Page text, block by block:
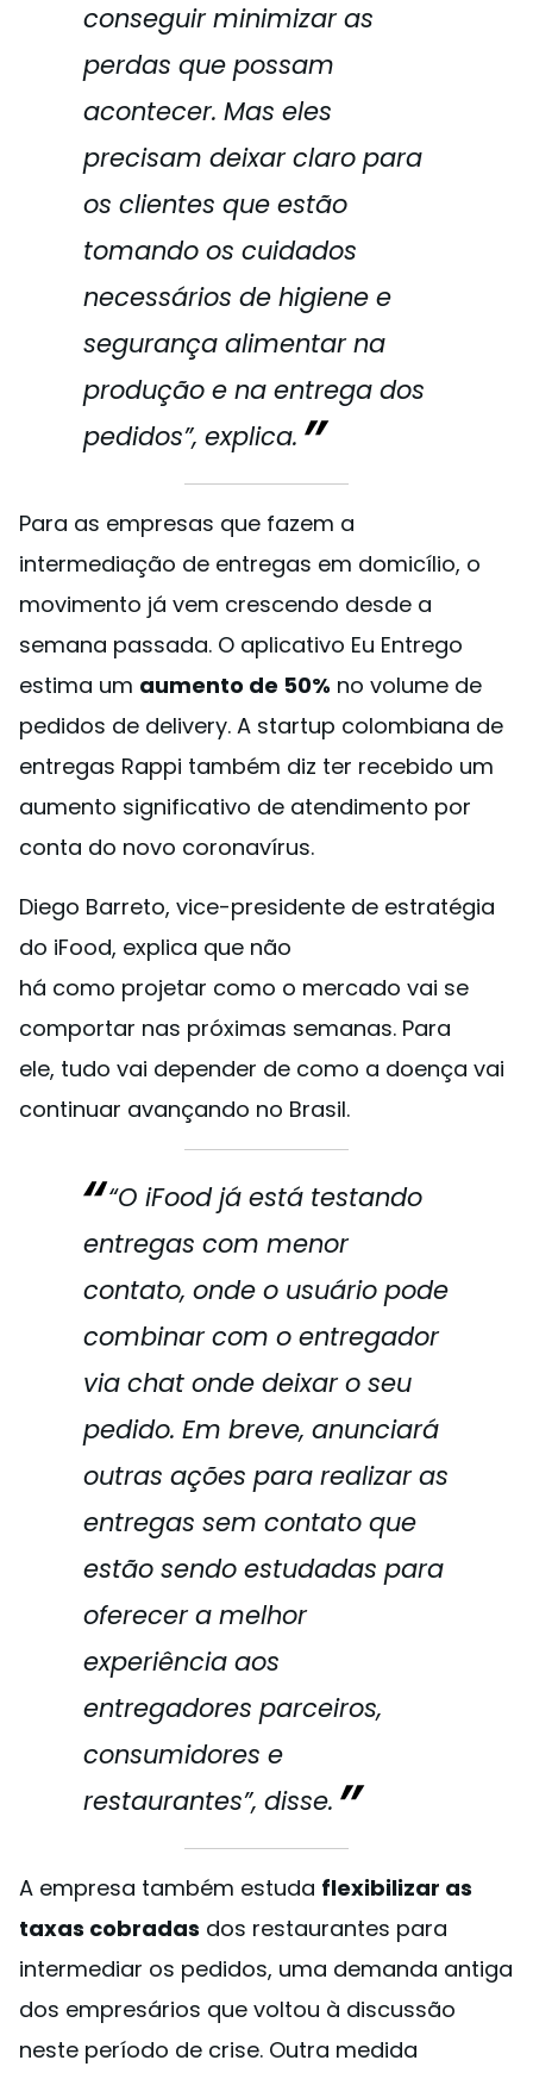
conseguir minimizar as
perdas que possam
acontecer. Mas eles
precisam deixar claro para
os clientes que estão
tomando os cuidados
necessários de higiene e
segurança alimentar na
produção e na entrega dos
pedidos”, explica.
Para as empresas que fazem a
intermediação de entregas em domicílio, o
movimento já vem crescendo desde a
semana passada. O aplicativo Eu Entrego
estima um aumento de 50% no volume de
pedidos de delivery. A startup colombiana de
entregas Rappi também diz ter recebido um
aumento significativo de atendimento por
conta do novo coronavírus.
Diego Barreto, vice-presidente de estratégia
do iFood, explica que não
há como projetar como o mercado vai se
comportar nas próximas semanas. Para
ele, tudo vai depender de como a doença vai
continuar avançando no Brasil.
“O iFood já está testando
entregas com menor
contato, onde o usuário pode
combinar com o entregador
via chat onde deixar o seu
pedido. Em breve, anunciará
outras ações para realizar as
entregas sem contato que
estão sendo estudadas para
oferecer a melhor
experiência aos
entregadores parceiros,
consumidores e
restaurantes”, disse.
A empresa também estuda flexibilizar as
taxas cobradas dos restaurantes para
intermediar os pedidos, uma demanda antiga
dos empresários que voltou à discussão
neste período de crise. Outra medida